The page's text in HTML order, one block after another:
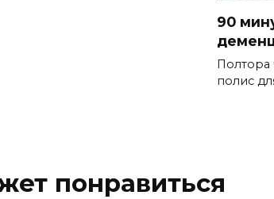
90
Полтора
полис
понравиться